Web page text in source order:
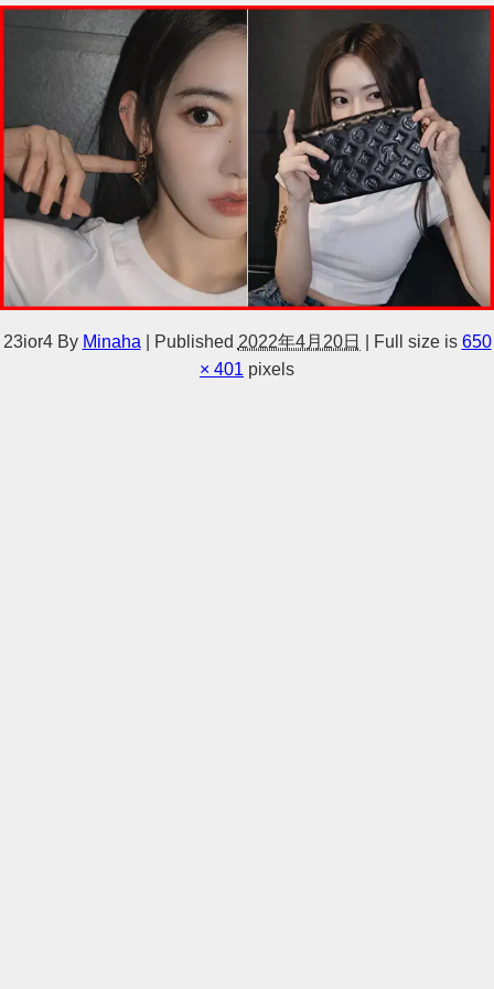
23ior4 By Minaha Published 2022年4月20日 Full size is 650
× 401 pixels